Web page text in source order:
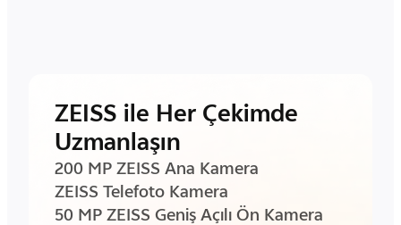
ZEISS ile Her Çekimde
Uzmanlaşın
200 MP ZEISS Ana Kamera
ZEISS Telefoto Kamera
50 MP ZEISS Geniş Açılı Ön Kamera